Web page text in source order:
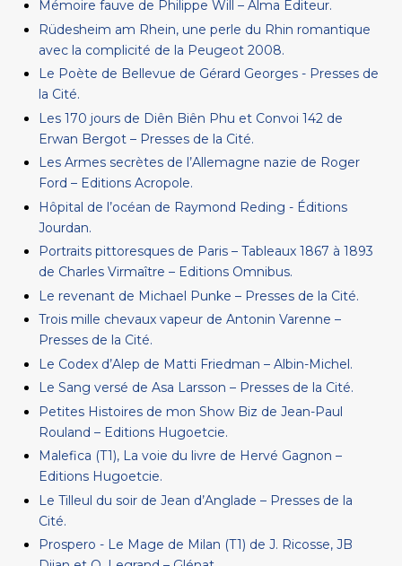
Mémoire fauve de Philippe Will – Alma Editeur.
Rüdesheim am Rhein, une perle du Rhin romantique
avec la complicité de la Peugeot 2008.
Le Poète de Bellevue de Gérard Georges - Presses de
la Cité.
Les 170 jours de Diên Biên Phu et Convoi 142 de
Erwan Bergot – Presses de la Cité.
Les Armes secrètes de l’Allemagne nazie de Roger
Ford – Editions Acropole.
Hôpital de l’océan de Raymond Reding - Éditions
Jourdan.
Portraits pittoresques de Paris – Tableaux 1867 à 1893
de Charles Virmaître – Editions Omnibus.
Le revenant de Michael Punke – Presses de la Cité.
Trois mille chevaux vapeur de Antonin Varenne –
Presses de la Cité.
Le Codex d’Alep de Matti Friedman – Albin-Michel.
Le Sang versé de Asa Larsson – Presses de la Cité.
Petites Histoires de mon Show Biz de Jean-Paul
Rouland – Editions Hugoetcie.
Malefica (T1), La voie du livre de Hervé Gagnon –
Editions Hugoetcie.
Le Tilleul du soir de Jean d’Anglade – Presses de la
Cité.
Prospero - Le Mage de Milan (T1) de J. Ricosse, JB